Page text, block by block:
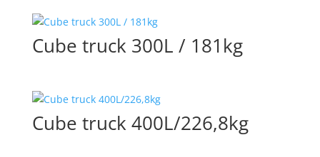
Cube truck 300L / 181kg
Cube truck 400L/226,8kg